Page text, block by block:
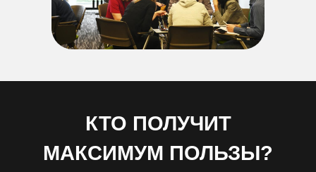
КТО ПОЛУЧИТ
МАКСИМУМ ПОЛЬЗЫ?